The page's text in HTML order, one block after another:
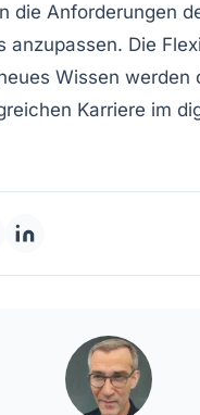
die Anforderungen
anzupassen. Die
Wissen werden
Karriere im